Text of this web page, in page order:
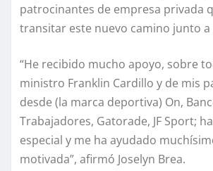
patrocinantes de empresa privada
transitar este nuevo camino junto a
“He recibido mucho apoyo, sobre
ministro Franklin Cardillo y de mis
desde (la marca deportiva) On,
Trabajadores, Gatorade, JF Sport;
especial y me ha ayudado
motivada”, afirmó Joselyn Brea.